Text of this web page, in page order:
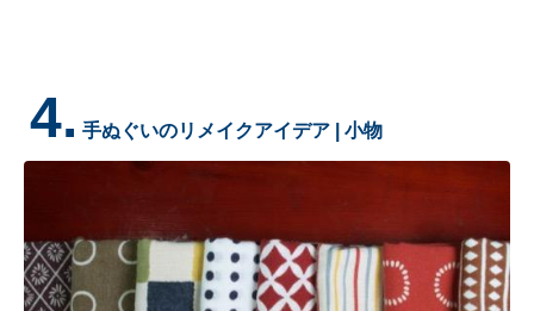
4. 手ぬぐいのリメイクアイデア | 小物